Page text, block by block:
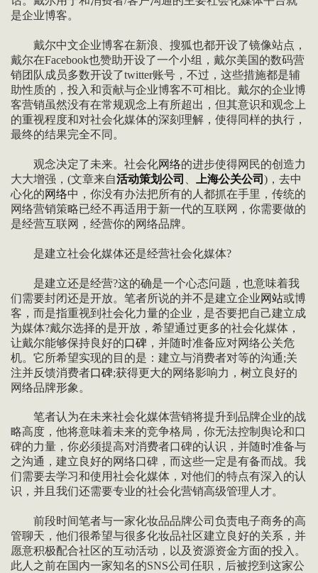
是企业博客。
戴尔中文企业博客在新浪、搜狐也都开设了镜像站点，
戴尔在Facebook也赞助开设了一个小组，戴尔美国的数码营
销团队成员多数开设了twitter账号，不过，这些措施都是辅
助性质的，投入和贡献与企业博客不可相比。戴尔的企业博
客营销虽然没有在常规观念上有所超出，但其意识和观念上
的重视程度和对社会化媒体的深刻理解，使得同样的执行，
最终的结果完全不同。
观念决定了未来。社会化网络的进步使得网民的创造力
大大增强，(文章来自活动策划公司 上海公关公司 )，去中
心化的网络中，你没有办法把所有的人都抓在手里，传统的
网络营销策略已经不再适用于新一代的互联网，你需要做的
是经营互联网，经营你的网络品牌。
是建立社会化媒体还是经营社会化媒体?
是建立还是经营?这的确是一个心态问题，也意味着我
们需要封闭还是开放。笔者所说的并不是建立企业网站或博
客，而是指重视到社会化力量的企业，是否要把自己建立成
为媒体?戴尔选择的是开放，希望通过更多的社会化媒体，
让戴尔能够保持良好的口碑，并随时准备应对网络公关危
机。它所希望实现的目的是：建立与消费者对等的沟通;关
注并反馈消费者口碑;获得更大的网络影响力，树立良好的
网络品牌形象。
笔者认为在未来社会化媒体营销将提升到品牌企业的战
略高度，他将意味着未来的竞争格局，你无法控制舆论和口
碑的力量，你必须提高对消费者口碑的认识，并随时准备与
之沟通，建立良好的网络口碑，而这些一定是有备而战。我
们需要去学习和使用社会化媒体，对他们的特点有深入的认
识，并且我们还需要专业的社会化营销高级管理人才。
前段时间笔者与一家化妆品品牌公司负责电子商务的高
管聊天，他们很希望与很多化妆品社区建立良好的关系，并
愿意积极配合社区的互动活动，以及资源资金方面的投入。
此人之前在国内一家知名的SNS公司任职，后被挖到这家公